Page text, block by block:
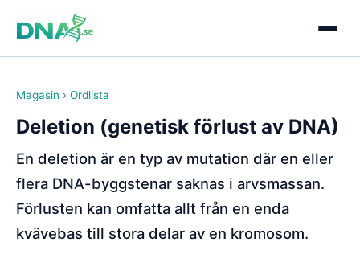
Magasin › Ordlista
Deletion (genetisk förlust av DNA)
En deletion är en typ av mutation där en eller
flera DNA-byggstenar saknas i arvsmassan.
Förlusten kan omfatta allt från en enda
kvävebas till stora delar av en kromosom.